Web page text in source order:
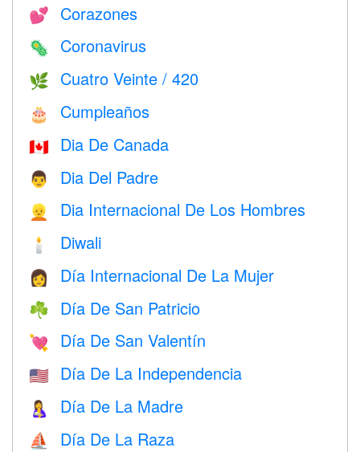
💕 Corazones
🦠 Coronavirus
🌿 Cuatro Veinte / 420
🎂 Cumpleaños
🇨🇦 Dia De Canada
👨 Dia Del Padre
👱 Dia Internacional De Los Hombres
🕯 Diwali
👩 Día Internacional De La Mujer
☘️ Día De San Patricio
💘 Día De San Valentín
🇺🇸 Día De La Independencia
🤱 Día De La Madre
⛵️ Día De La Raza